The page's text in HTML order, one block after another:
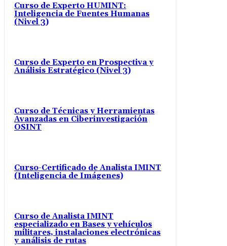
Curso de Experto HUMINT:
Inteligencia de Fuentes Humanas
(Nivel 3)
Curso de Experto en Prospectiva y
Análisis Estratégico (Nivel 3)
Curso de Técnicas y Herramientas
Avanzadas en Ciberinvestigación
OSINT
Curso-Certificado de Analista IMINT
(Inteligencia de Imágenes)
Curso de Analista IMINT
especializado en Bases y vehículos
militares, instalaciones electrónicas
y análisis de rutas